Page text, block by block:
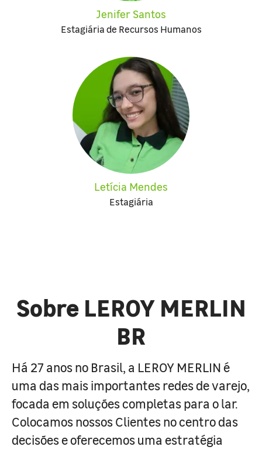
Jenifer Santos
Estagiária de Recursos Humanos
Letícia Mendes
Estagiária
Sobre LEROY MERLIN
BR
Há 27 anos no Brasil, a LEROY MERLIN é
uma das mais importantes redes de varejo,
focada em soluções completas para o lar.
Colocamos nossos Clientes no centro das
decisões e oferecemos uma estratégia